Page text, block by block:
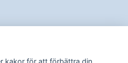
kakor för att förbättra din